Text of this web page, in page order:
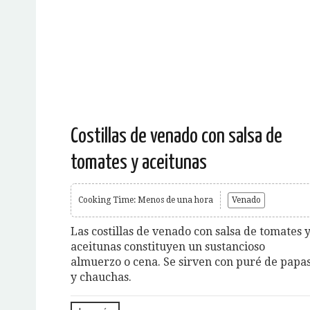
Costillas de venado con salsa de
tomates y aceitunas
Cooking Time: Menos de una hora Venado
Las costillas de venado con salsa de tomates y
aceitunas constituyen un sustancioso
almuerzo o cena. Se sirven con puré de
y chauchas.